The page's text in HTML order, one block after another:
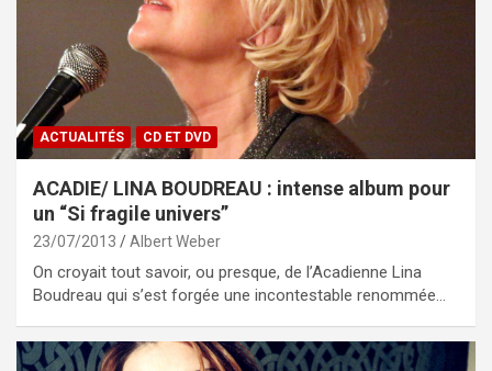
ACTUALITÉS CD ET DVD
ACADIE/ LINA BOUDREAU : intense album pour
un “Si fragile univers”
23/07/2013 Albert Weber
On croyait tout savoir, ou presque, de l’Acadienne Lina
Boudreau qui s’est forgée une incontestable renommée…